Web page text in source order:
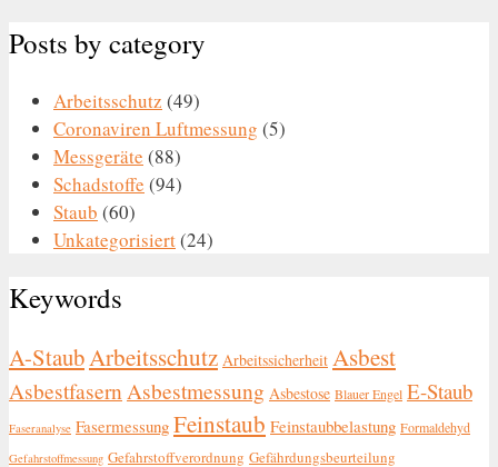
Posts by category
Arbeitsschutz (49)
Coronaviren Luftmessung (5)
Messgeräte (88)
Schadstoffe (94)
Staub (60)
Unkategorisiert(24)
Keywords
A-StaubArbeitsschutz Arbeitssicherheit Asbest
AsbestfasernAsbestmessung Asbestose Blauer Engel E-Staub
Faseranalyse Fasermessung Feinstaub Feinstaubbelastung Formaldehyd
Gefahrstoffmessung Gefahrstoffverordnung Gefährdungsbeurteilung